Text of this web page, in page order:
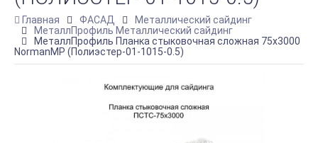
Главная ФАСАД
Металлический сайдинг
МеталлПрофиль Металлический сайдинг
МеталлПрофиль Планка стыковочная сложная 75х3000
NormanMP (Полиэстер-01-1015-0.5)